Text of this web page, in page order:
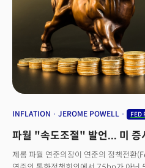
하락하며 금리가 추가 하락, 투자심리가
상승 마감했다. S&P500은 1.44%가 올
나스닥은 1.74%가 오르며 상승세를 견
1분기에 각각 7.03%와 16.77%가 오르
기록했다. 특히 나스닥은 지난해 저점에
벗어났다.
INFLATION JEROME POWELL FED
파월 "속도조절" 발언... 미 증
제롬 파월 연준의장이 연준의 정책전환